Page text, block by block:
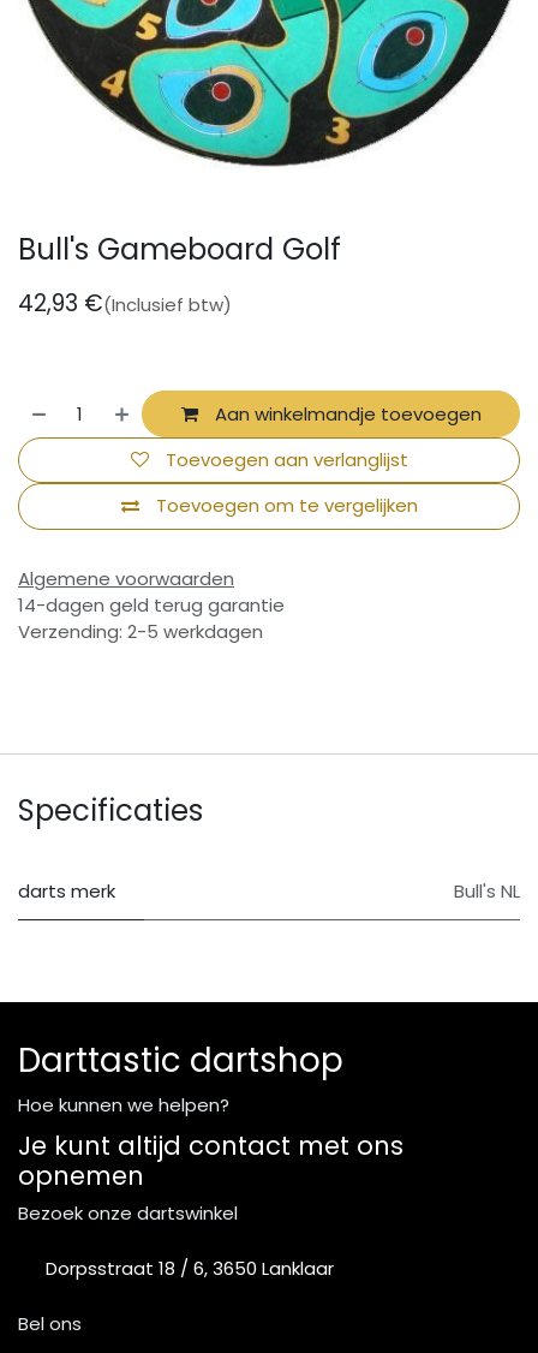
Bull's Gameboard Golf
42,93 €(Inclusief btw)
Aan winkelmandje toevoegen
Toevoegen om te vergelijken
Toevoegen aan verlanglijst
Algemene voorwaarden
14-dagen geld terug garantie
Verzending: 2-5 werkdagen
Specificaties
darts merk Bull's NL
Darttastic dartshop
Hoe kunnen we helpen?
Je kunt altijd contact met ons
opnemen
Bezoek onze dartswinkel
Dorpsstraat 18 / 6, 3650 Lanklaar
Bel ons